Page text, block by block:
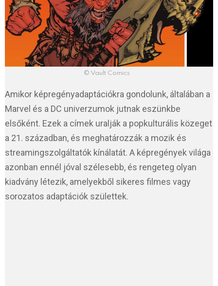
© Vault Comics
Amikor képregényadaptációkra gondolunk, általában a
Marvel és a DC univerzumok jutnak eszünkbe
elsőként. Ezek a címek uralják a popkulturális közeget
a 21. században, és meghatározzák a mozik és
streamingszolgáltatók kínálatát. A képregények világa
azonban ennél jóval szélesebb, és rengeteg olyan
kiadvány létezik, amelyekből sikeres filmes vagy
sorozatos adaptációk születtek.